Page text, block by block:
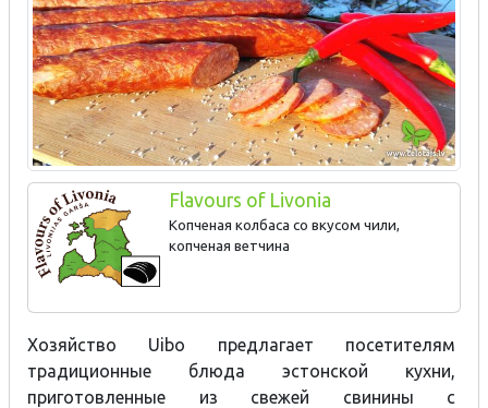
Flavours of Livonia
Копченая колбаса со вкусом чили,
копченая ветчина
Хозяйство Uibo предлагает посетителям
традиционные блюда эстонской кухни,
приготовленные из свежей свинины с